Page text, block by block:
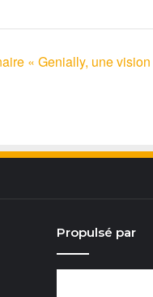
« Genially, une
Propulsé par